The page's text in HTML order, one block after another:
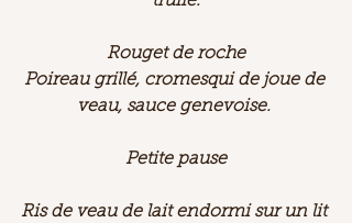
Rouget de roche
Poireau grillé, cromesqui de joue de
veau, sauce genevoise.
Petite pause
Ris de veau de lait endormi sur un lit